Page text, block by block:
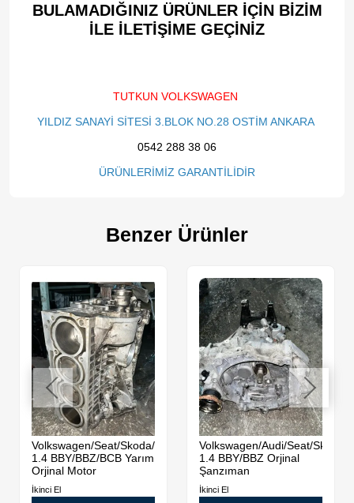
BULAMADIĞINIZ ÜRÜNLER İÇİN BİZİM
İLE İLETİŞİME GEÇİNİZ​
TUTKUN VOLKSWAGEN
YILDIZ SANAYİ SİTESİ 3.BLOK NO.28 OSTİM ANKARA
0542 288 38 06
ÜRÜNLERİMİZ GARANTİLİDİR
Benzer Ürünler
Volkswagen/Seat/Skoda/Audi
1.4 BBY/BBZ/BCB Yarım
Orjinal Motor
İkinci El
Volkswagen/Audi/Seat/Skoda
1.4 BBY/BBZ Orjinal
Şanzıman
İkinci El